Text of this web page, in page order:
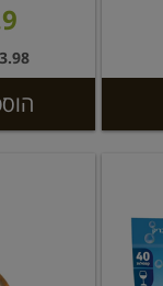
3.98 ל 100 מ''ל